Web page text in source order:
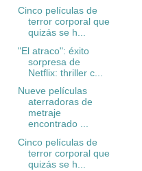
Cinco películas de
terror corporal que
quizás se h...
"El atraco": éxito
sorpresa de
Netflix: thriller c...
Nueve películas
aterradoras de
metraje
encontrado ...
Cinco películas de
terror corporal que
quizás se h...